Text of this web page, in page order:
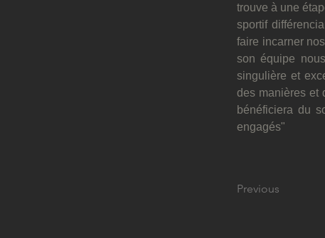
trouve à une
sportif
faire incarner
son équipe
singulière et
des manières et
bénéficiera du
engagés"
Previous